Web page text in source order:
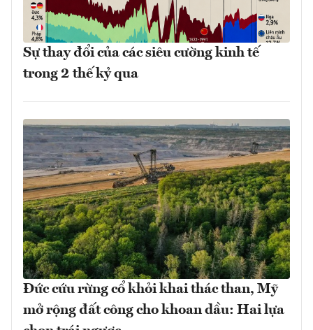
Sự thay đổi của các siêu cường kinh tế
trong 2 thế kỷ qua
Đức cứu rừng cổ khỏi khai thác than, Mỹ
mở rộng đất công cho khoan dầu: Hai lựa